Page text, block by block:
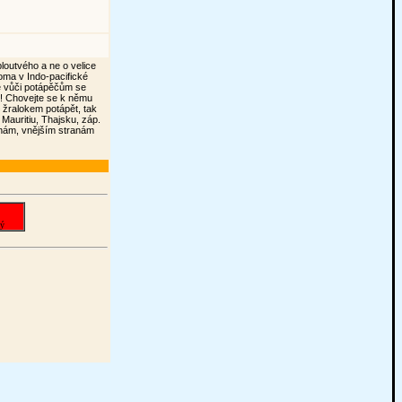
a ne o velice
v Indo-pacifické
vůči potápěčům se
Chovejte se k němu
potápět, tak
Thajsku, záp.
vnějším stranám